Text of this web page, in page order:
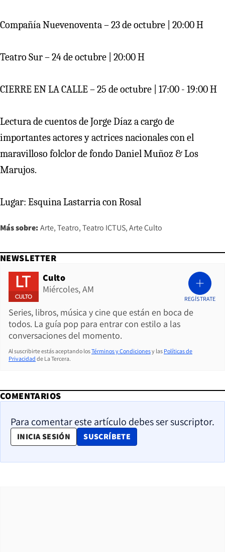
Compañía Nuevenoventa – 23 de octubre | 20:00 H
Teatro Sur – 24 de octubre | 20:00 H
CIERRE EN LA CALLE – 25 de octubre | 17:00 - 19:00 H
Lectura de cuentos de Jorge Díaz a cargo de
importantes actores y actrices nacionales con el
maravilloso folclor de fondo Daniel Muñoz & Los
Marujos.
Lugar: Esquina Lastarria con Rosal
Más sobre: Arte Teatro Teatro ICTUS Arte Culto
NEWSLETTER
Culto
Miércoles, AM
Series, libros, música y cine que están en boca de
todos. La guía pop para entrar con estilo a las
conversaciones del momento.
REGÍSTRATE
Al suscribirte estás aceptando losTérminos y Condicionesy las Políticas de
Privacidad de La Tercera.
COMENTARIOS
Para comentar este artículo debes ser suscriptor.
INICIA SESIÓN SUSCRÍBETE
OPENS IN NEW WINDOW